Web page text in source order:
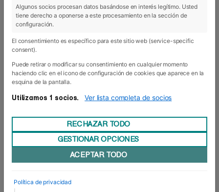
Una sempresa para repetir
Llegó 2018 y con él la XVI edición de la Semana
sempresa) con sus visitas, sus ponencias, sus
Algunos socios procesan datos basándose en interés legítimo. Usted
tiene derecho a oponerse a este procesamiento en la sección de
configuración.
El consentimiento es específico para este sitio web (service-specific
consent).
Puede retirar o modificar su consentimiento en cualquier momento
haciendo clic en el icono de configuración de cookies que aparece en la
esquina de la pantalla.
Utilizamos 1 socios. Ver lista completa de socios
RECHAZAR TODO
GESTIONAR OPCIONES
ACEPTAR TODO
Política de privacidad